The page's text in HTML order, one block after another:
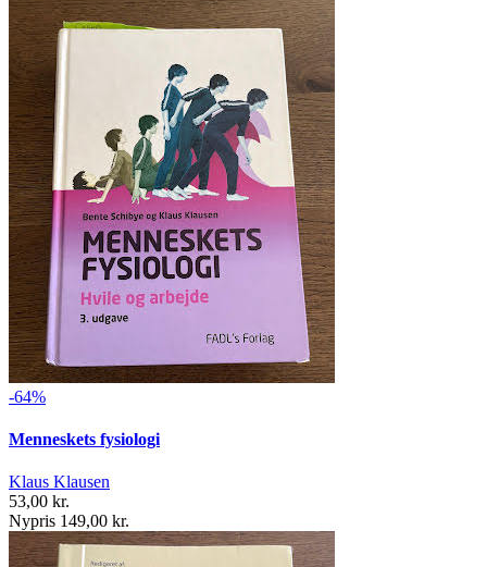
-64%
Menneskets fysiologi
Klaus Klausen
53,00 kr.
Nypris 149,00 kr.